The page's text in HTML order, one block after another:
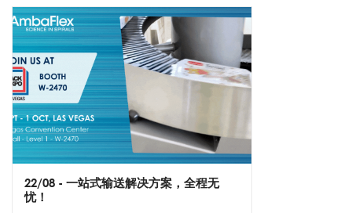
22/08 - 一站式输送解决方案，全程无
忧！